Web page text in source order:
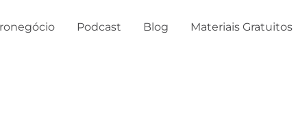
Podcast Blog Materiais Gratuitos